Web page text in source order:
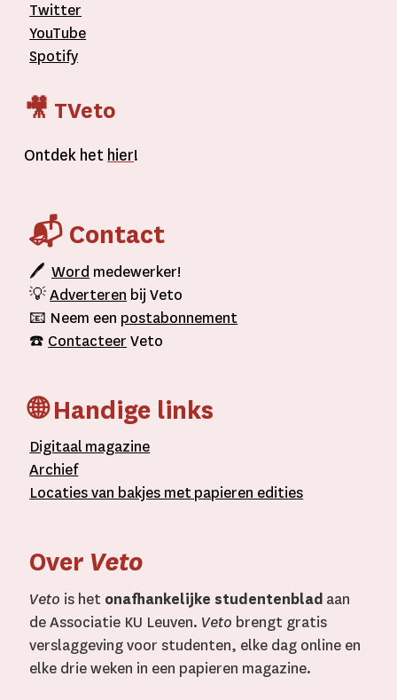
Twitter
YouTube
Spotify
🎥 TVeto
Ontdek het hier!
📬 Contact
🖊Word medewerker!
💡Adverteren bij Veto
📧 Neem een postabonnement
☎️ Contacteer Veto
🌐 Handige links
Digitaal magazine
Archief
Locaties van bakjes metpapieren edities
Over Veto
Veto is het onafhankelijke studentenblad aan
de Associatie KU Leuven. Veto brengt gratis
verslaggeving voor studenten, elke dag online en
elke drie weken in een papieren magazine.